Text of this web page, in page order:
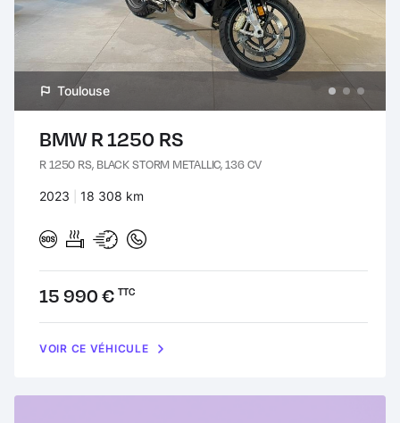
Toulouse
BMW R 1250 RS
R 1250 RS, BLACK STORM METALLIC, 136 CV
Années :
2023 Kilomètres :
18 308 km
Prix :
15 990 € TTC
VOIR CE VÉHICULE